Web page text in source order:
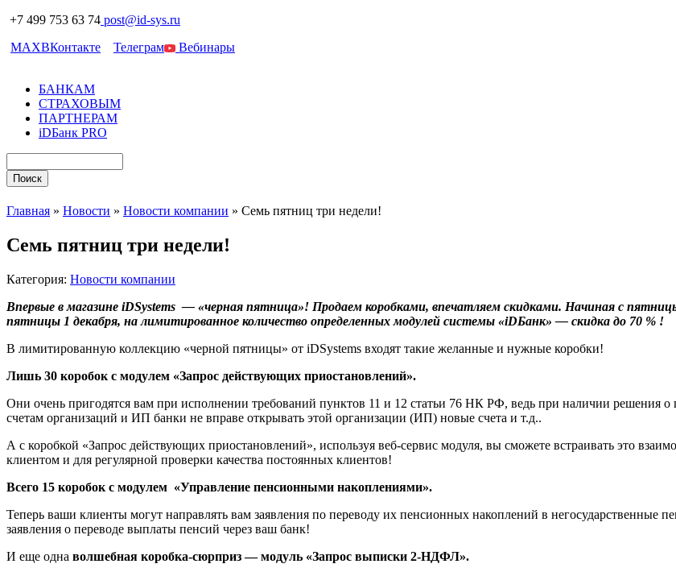
+7 499 753 63 74 post@id-sys.ru
MAXВКонтакте Телеграм Вебинары
БАНКАМ
СТРАХОВЫМ
ПАРТНЕРАМ
iDБанк PRO
Главная » Новости » Новости компании » Семь пятниц три недели!
Семь пятниц три недели!
Категория: Новости компании
Впервые в магазине iDSystems — «черная пятница»! Продаем коробками, впечатляем скидками. Начиная с
пятницы 1 декабря, на лимитированное количество определенных модулей системы «iDБанк»— скидка до 70 % !
В лимитированную коллекцию «черной пятницы» от iDSystems входят такие желанные и нужные коробки!
Лишь 30 коробок с модулем «Запрос действующих приостановлений».
Они очень пригодятся вам при исполнении требований пунктов 11 и 12 статьи 76 НК РФ, ведь при наличии решения о
счетам организаций и ИП банки не вправе открывать этой организации (ИП) новые счета и т.д..
А с коробкой «Запрос действующих приостановлений», используя веб-сервис модуля, вы сможете встраивать это
клиентом и для регулярной проверки качества постоянных клиентов!
Всего 15 коробок с модулем «Управление пенсионными накоплениями».
Теперь ваши клиенты могут направлять вам заявления по переводу их пенсионных накоплений в негосударственные
заявления о переводе выплаты пенсий через ваш банк!
И еще одна волшебная коробка-сюрприз — модуль «Запрос выписки 2-НДФЛ».